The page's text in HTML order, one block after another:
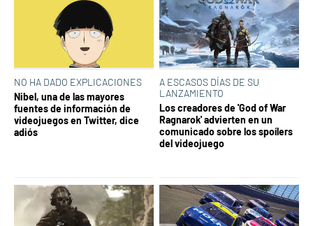
NO HA DADO EXPLICACIONES
Nibel, una de las mayores
fuentes de información de
videojuegos en Twitter, dice
adiós
A ESCASOS DÍAS DE SU
LANZAMIENTO
Los creadores de 'God of War
Ragnarok' advierten en un
comunicado sobre los spoílers
del videojuego